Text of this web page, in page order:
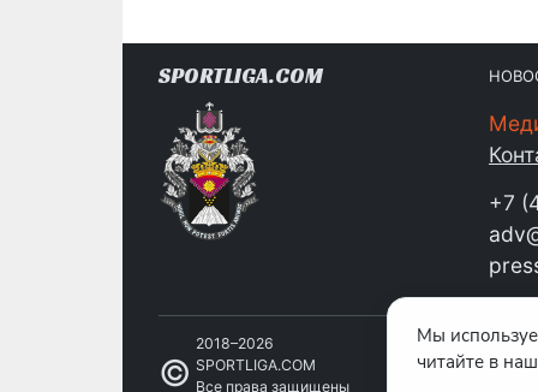
SPORTLIGA.COM
+7
©
2018–2026
SPORTLIGA.COM
Все права защищены
Мы
читайте в